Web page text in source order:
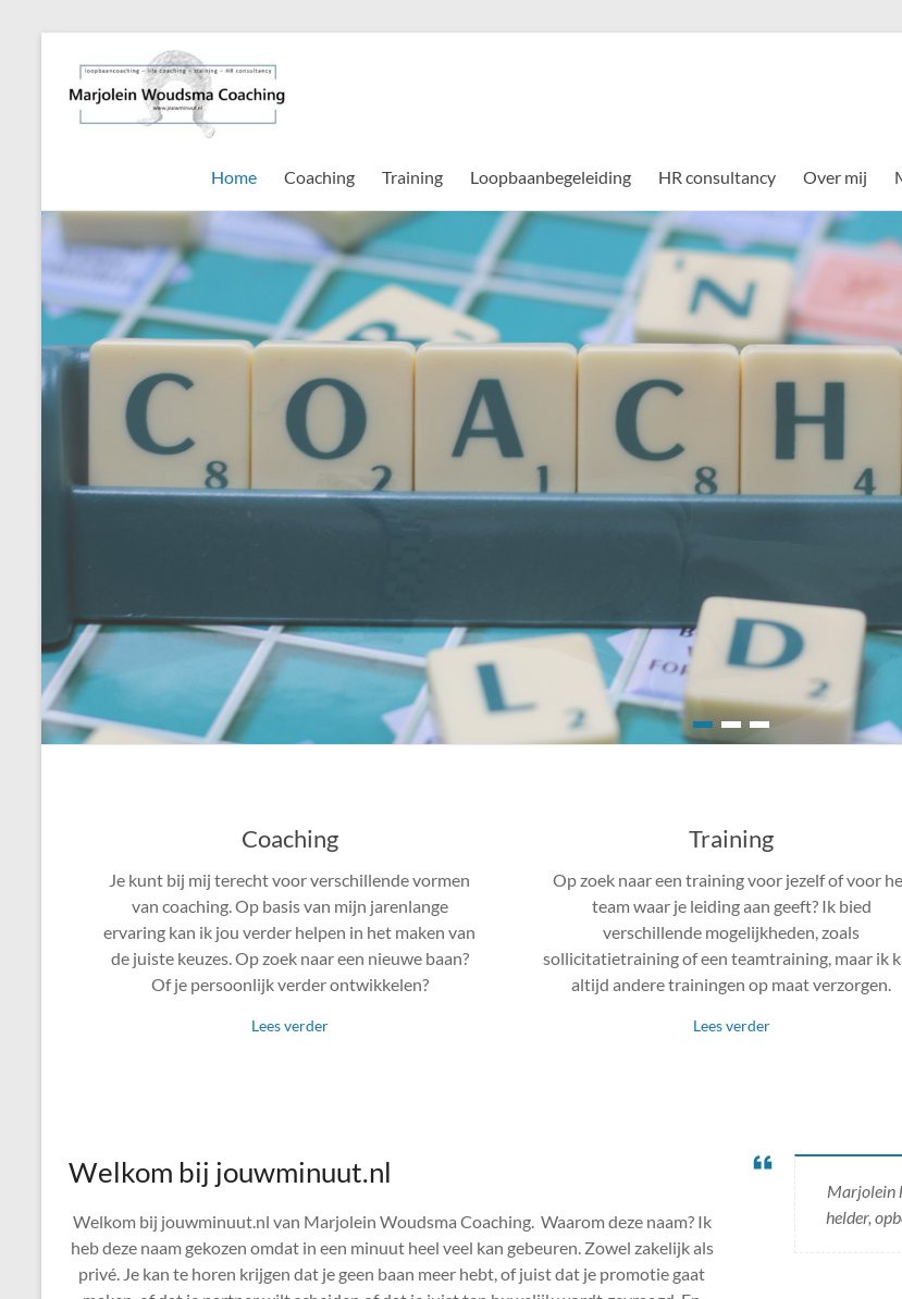
inhoud
Marjolein
Woudsma
&
Home Coaching Training Loopbaanbegeleiding HR consultancy Over mij
Coaching
Je kunt bij mij terecht voor verschillende vormen
van coaching. Op basis van mijn jarenlange
ervaring kan ik jou verder helpen in het maken van
de juiste keuzes. Op zoek naar een nieuwe baan?
Of je persoonlijk verder ontwikkelen?
Lees verder
Training
Op zoek naar een training voor jezelf of voor
team waar je leiding aan geeft? Ik bied
verschillende mogelijkheden, zoals
sollicitatietraining of een teamtraining, maar ik
altijd andere trainingen op maat verzorgen.
Lees verder
Welkom bij jouwminuut.nl
Welkom bij jouwminuut.nl van Marjolein Woudsma Coaching. Waarom deze naam? Ik
heb deze naam gekozen omdat in een minuut heel veel kan gebeuren. Zowel zakelijk als
privé. Je kan te horen krijgen dat je geen baan meer hebt, of juist dat je promotie gaat
Marjolein
helder,